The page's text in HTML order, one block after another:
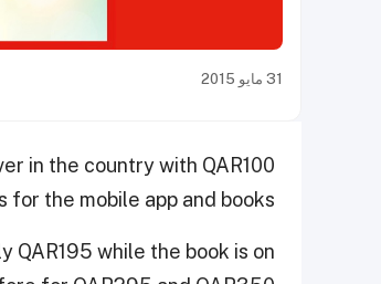
31 مايو 2015
in the country with QAR100
for the mobile app and books.
QAR195 while the book is on